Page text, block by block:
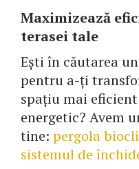
Maximizează
terasei tale
Ești în căutarea
pentru a-ți
spațiu mai
energetic? Avem
tine: pergola
sistemul de